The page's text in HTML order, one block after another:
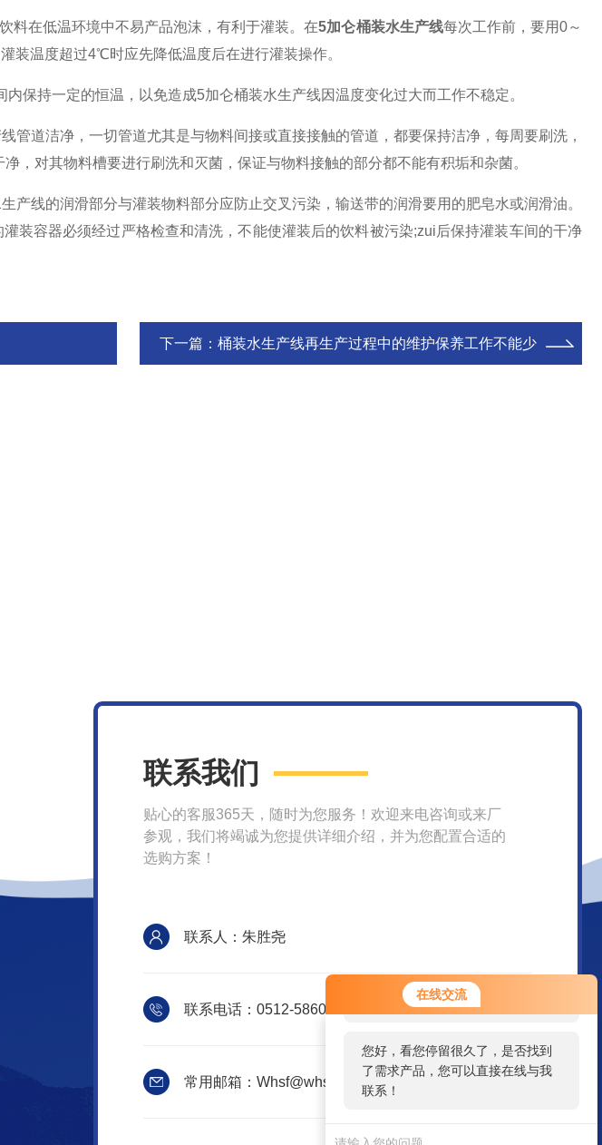
在线交流
您好！欢迎前来咨询，很高兴为您
服务，请问您要咨询什么问题呢？
您好，看您停留很久了，是否找到
了需求产品，您可以直接在线与我
联系！
在低温环境中不易产品泡沫，有利于灌装。在5加仑桶装水生产线每次工作前，要用0～
装温度超过4℃时应先降低温度后在进行灌装操作。
持一定的恒温，以免造成5加仑桶装水生产线因温度变化过大而工作不稳定。
道洁净，一切管道尤其是与物料间接或直接接触的管道，都要保持洁净，每周要刷洗，
，对其物料槽要进行刷洗和灭菌，保证与物料接触的部分都不能有积垢和杂菌。
线的润滑部分与灌装物料部分应防止交叉污染，输送带的润滑要用的肥皂水或润滑油。
装容器必须经过严格检查和清洗，不能使灌装后的饮料被污染;zui后保持灌装车间的干净
下一篇： 桶装水生产线再生产过程中的维护保养工作不能少
联系我们
贴心的客服365天，随时为您服务！欢迎来电咨询或来厂
参观，我们将竭诚为您提供详细介绍，并为您配置合适的
选购方案！
联系人：朱胜尧
联系电话：0512-58609580
常用邮箱：Whsf@whsfjx.com